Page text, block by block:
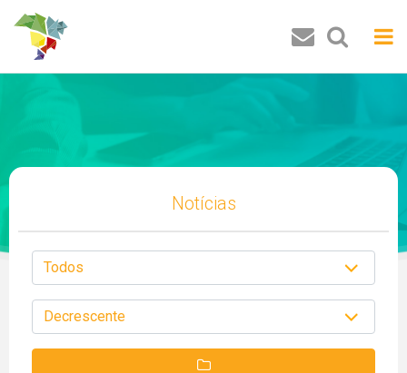
Buscar
Notícias